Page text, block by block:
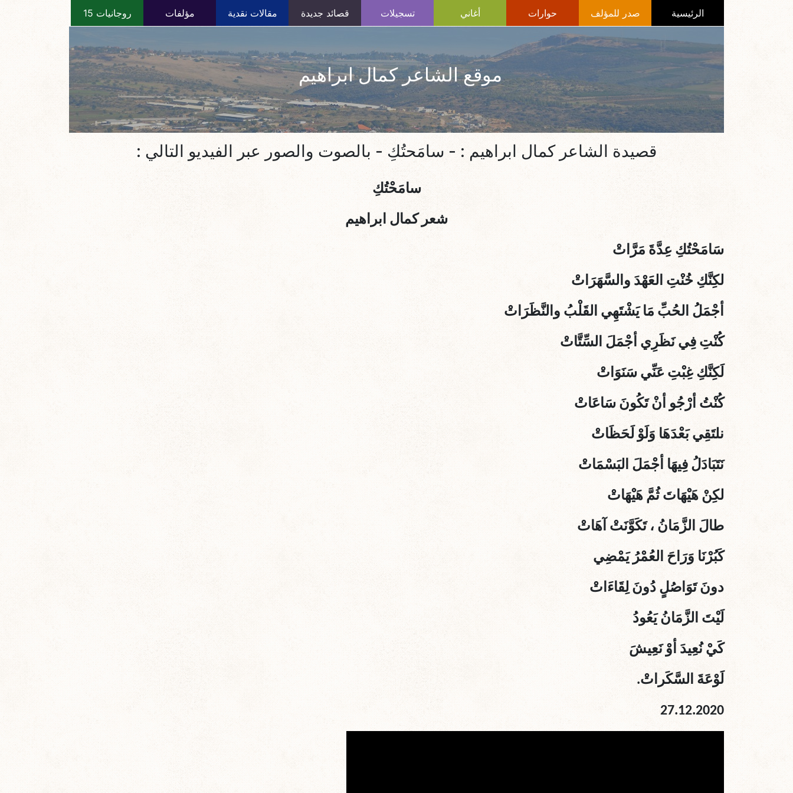
الرئيسية صدر للمؤلف حوارات أغاني تسجيلات قصائد جديدة مقالات نقدية مؤلفات روجانيات 15
موقع الشاعر كمال ابراهيم
قصيدة الشاعر كمال ابراهيم : - سامَحتُكِ - بالصوت والصور عبر الفيديو التالي :
سامَحْتُكِ
شعر كمال ابراهيم
سَامَحْتُكِ عِدَّةَ مَرَّاتْ
لكِنَّكِ خُنْتِ العَهْدَ والسَّهَرَاتْ
أجْمَلُ الحُبِّ مَا يَشْتَهِي القَلْبُ والنَّظَرَاتْ
كُنْتِ فِي نَظَرِي أجْمَلَ السِّتَّاتْ
لَكِنَّكِ غِبْتِ عَنِّي سَنَوَاتْ
كُنْتُ أرْجُو أنْ تَكُونَ سَاعَاتْ
نلتَقِي بَعْدَهَا وَلَوْ لَحَظَاتْ
نَتَبَادَلُ فِيهَا أجْمَلَ البَسْمَاتْ
لكِنْ هَيْهَاتَ ثُمَّ هَيْهَاتْ
طالَ الزَّمَانُ ، تَكَوَّنَتْ آهَاتْ
كَبُرْنَا وَرَاحَ العُمْرُ يَمْضِي
دونَ تَوَاصُلٍ دُونَ لِقَاءَاتْ
لَيْتَ الزَّمَانُ يَعُودُ
كَيْ نُعِيدَ أوْ نَعِيشَ
لَوْعَةَ السَّكَراتْ.
27.12.2020